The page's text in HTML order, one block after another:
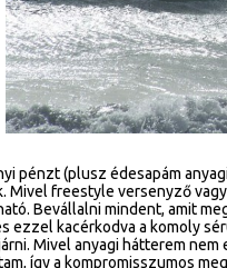
pénzt (plusz édesapám
freestyle versenyző
Bevállalni mindent, amit
ezzel kacérkodva a komoly
Mivel anyagi hátterem
így a kompromisszumos